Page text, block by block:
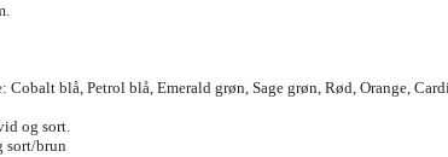
Cobalt blå, Petrol blå, Emerald grøn, Sage grøn, Rød, Orange,
og sort.
sort/brun